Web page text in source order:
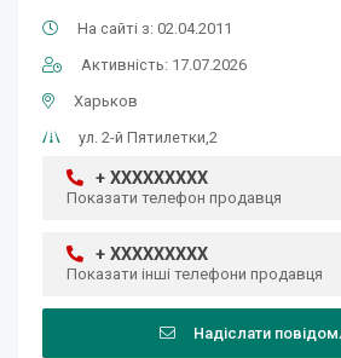
На сайті з: 02.04.2011
Активність: 17.07.2026
Харьков
ул. 2-й Пятилетки,2
+ XXXXXXXXX
Показати телефон продавця
+ XXXXXXXXX
Показати інші телефони продавця
Надіслати